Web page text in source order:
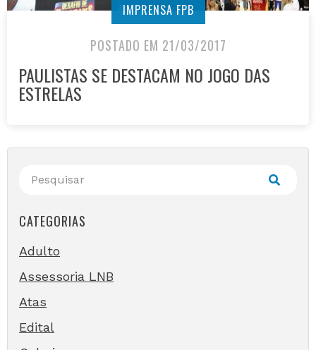
IMPRENSA FPB
POSTADO EM 21/03/2017
PAULISTAS SE DESTACAM NO JOGO DAS
ESTRELAS
CATEGORIAS
Adulto
Assessoria LNB
Atas
Edital